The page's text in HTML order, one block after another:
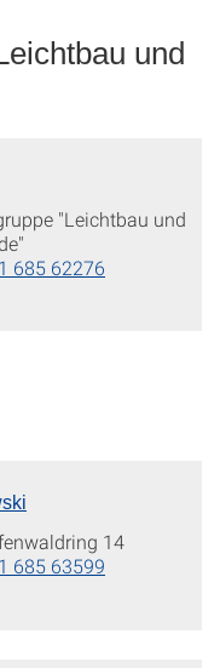
und
"Leichtbau und
685 62276
14
685 63599